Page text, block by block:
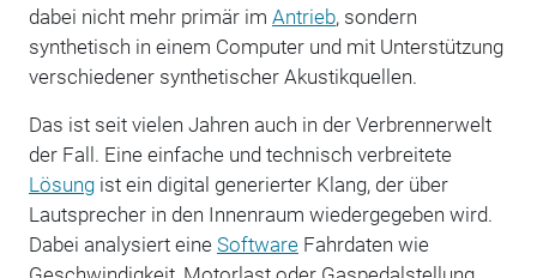
dabei nicht mehr primär im Antrieb, sondern
synthetisch in einem Computer und mit Unterstützung
verschiedener synthetischer Akustikquellen.
Das ist seit vielen Jahren auch in der Verbrennerwelt
der Fall. Eine einfache und technisch verbreitete
Lösungist ein digital generierter Klang, der über
Lautsprecher in den Innenraum wiedergegeben wird.
Dabei analysiert eine SoftwareFahrdaten wie